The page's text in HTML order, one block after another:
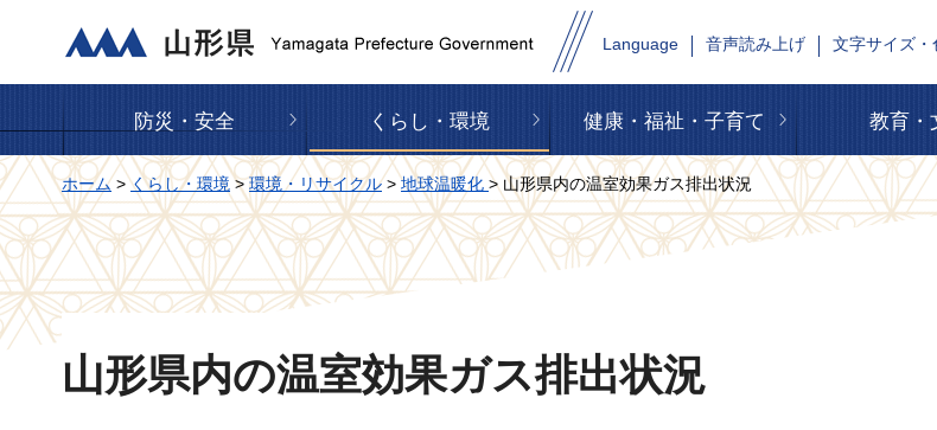
山形県 Language 音声読み上げ 文字サイズ・
防災・安全 くらし・環境 健康・福祉・子育て 教育・
ホーム>くらし・環境 >環境・リサイクル>地球温暖化 > 山形県内の温室効果ガス排出状況
山形県内の温室効果ガス排出状況